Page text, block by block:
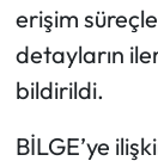
erişim
detayların
bildirildi.
BİLGE’ye